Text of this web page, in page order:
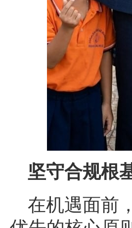
坚守合规根
在机遇面前